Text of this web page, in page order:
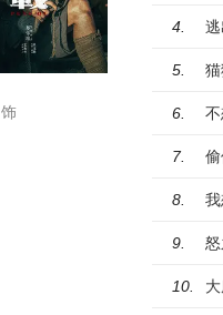
饰
4.
5.
6.
7.
8.
9.
10.